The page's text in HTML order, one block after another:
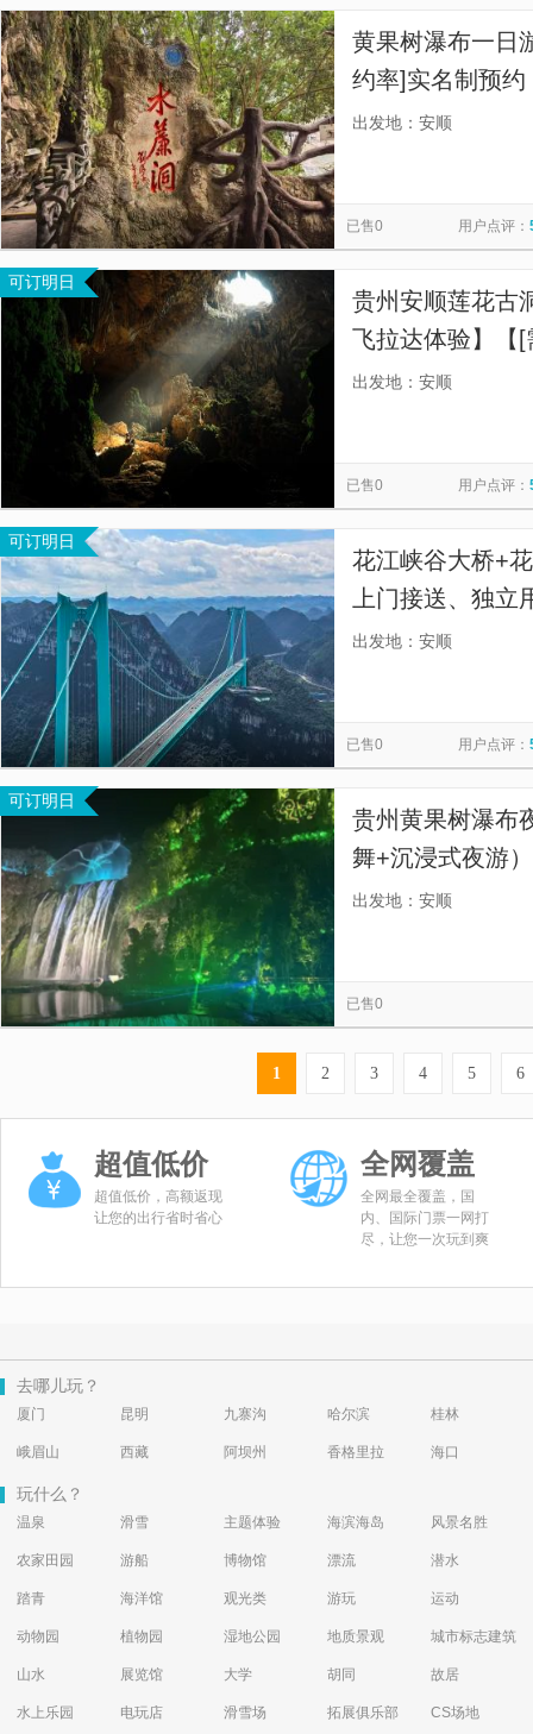
黄果树瀑布一日
约率]实名制预
出发地：安顺
已售0 用户点评：
可订明日
贵州安顺莲花古
飞拉达体验】【
当天实际人数开
出发地：安顺
已售0 用户点评：
可订明日
花江峡谷大桥+
上门接送、独
安全，不拼车不
出发地：安顺
已售0 用户点评：
可订明日
贵州黄果树瀑布
舞+沉浸式夜游
身巨型幕布，绚
出发地：安顺
已售0
1 2 3 4 5 6
超值低价
超值低价，高额返现
让您的出行省时省心
全网覆盖
全网最全覆盖，国
内、国际门票一网打
尽，让您一次玩到爽
去哪儿玩？
厦门 昆明 九寨沟 哈尔滨 桂林
峨眉山 西藏 阿坝州 香格里拉 海口
玩什么？
温泉 滑雪 主题体验 海滨海岛 风景名胜
农家田园 游船 博物馆 漂流 潜水
踏青 海洋馆 观光类 游玩 运动
动物园 植物园 湿地公园 地质景观 城市标志建筑
山水 展览馆 大学 胡同 故居
水上乐园 电玩店 滑雪场 拓展俱乐部 CS场地